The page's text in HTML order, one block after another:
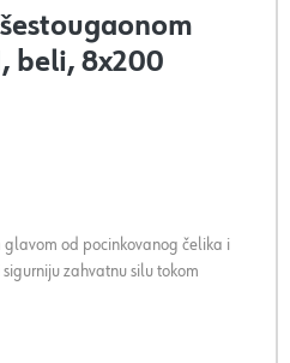
beli, 8x200
glavom od pocinkovanog čelika i
zahvatnu silu tokom